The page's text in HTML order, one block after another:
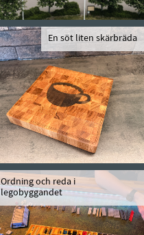
En söt liten skärbräda
Ordning och reda i
legobyggandet